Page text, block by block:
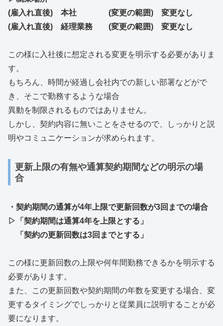
(雇入れ直後) 本社 (変更の範囲) 変更なし
(雇入れ直後) 経理業務 (変更の範囲) 変更なし
この様に入社後に想定される変更を明示する必要がありま
す。
もちろん、時間が経過し会社内での新しい部署などがで
き、そこで勤務するような場合
異動を制限されるものではありません。
しかし、契約内容に無いことをさせるので、しっかりと説
明やコミュニケーションが求められます。
更新上限の有無や通算契約期間などの明示の場
合
・契約期間の通算が4年上限で更新回数が3回までの場合
▷「契約期間は通算4年を上限とする」
「契約の更新回数は3回までとする」
この様に更新回数の上限や何年間勤務できるかを明示する
必要があります。
また、この更新回数や契約期間の年数を変更する場合、変
更するタイミングでしっかりと従業員に説明することが必
要になります。